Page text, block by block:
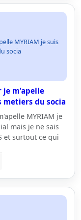
MYRIAM je suis
socia
je m'apelle
metiers du socia
MYRIAM je
mais je ne sais
et surtout ce qui